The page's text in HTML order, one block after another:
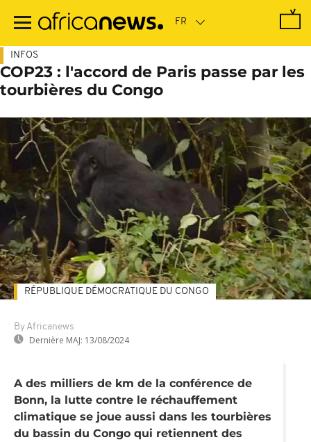
contenu
INFOS
COP23 : l'accord de Paris passe par les
tourbières du Congo
By Africanews
Dernière MAJ: 13/08/2024
RÉPUBLIQUE DÉMOCRATIQUE DU CONGO
A des milliers de km de la conférence de
Bonn, la lutte contre le réchauffement
climatique se joue aussi dans les tourbières
du bassin du Congo qui retiennent des